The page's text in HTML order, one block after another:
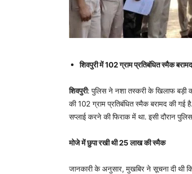
शिवपुरी में 102 ग्राम प्रतिबंधित स्मैक
शिवपुरी: पुलिस ने नशा तस्करी के खिलाफ बड़ी
की 102 ग्राम प्रतिबंधित स्मैक बरामद की गई
सप्लाई करने की फिराक में था. इसी दौरान
मोजे में छुपा रखी थी 25 लाख की स्मैक
जानकारी के अनुसार, मुखबिर ने सूचना दी थी